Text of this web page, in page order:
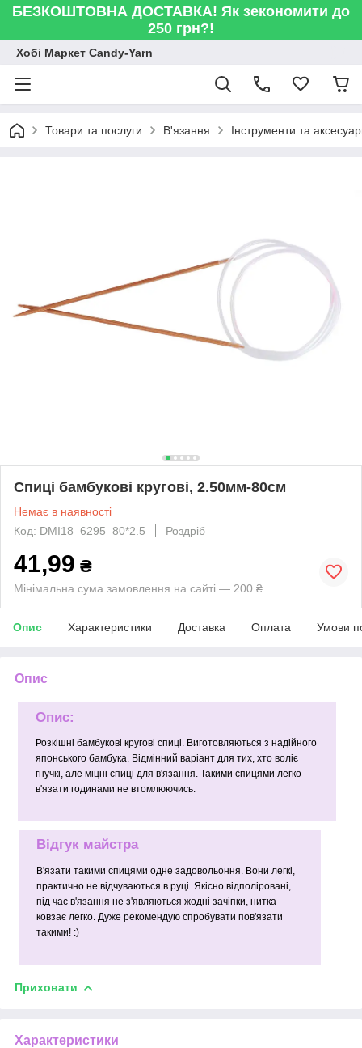
БЕЗКОШТОВНА ДОСТАВКА! Як зекономити до
250 грн?!
Хобі Маркет Candy-Yarn
Товари та послуги В'язання Інструменти та
Спиці бамбукові кругові, 2.50мм-80см
Немає в наявності
Код: DMI18_6295_80*2.5
Роздріб
41,99 ₴
Мінімальна сума замовлення на сайті — 200 ₴
Опис Характеристики Доставка Оплата Умови
Опис
Опис:
Розкішні бамбукові кругові спиці. Виготовляються з надійного
японського бамбука. Відмінний варіант для тих, хто воліє
гнучкі, але міцні спиці для в'язання. Такими спицями легко
в'язати годинами не втомлюючись.
Відгук майстра
В'язати такими спицями одне задовольоння. Вони легкі,
практично не відчуваються в руці. Якісно відполіровані,
під час в'язання не з'являються жодні зачіпки, нитка
ковзає легко. Дуже рекомендую спробувати пов'язати
такими! :)
Приховати
Характеристики